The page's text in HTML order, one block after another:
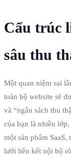
Cấu trúc
sâu thu
Một quan niệm sai
toàn bộ website sẽ
và “ngân sách thu
của bạn là nhiều
một sản phẩm
lưới liên kết nội bộ